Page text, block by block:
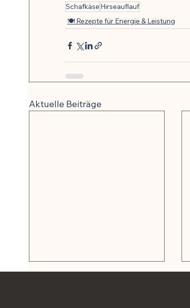
Schafkäse Hirseauflauf
🍽️ Rezepte für Energie & Leistung
Aktuelle Beiträge